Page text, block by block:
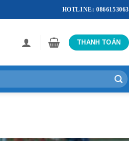
HOTLINE: 0866153063
THANH TOÁN